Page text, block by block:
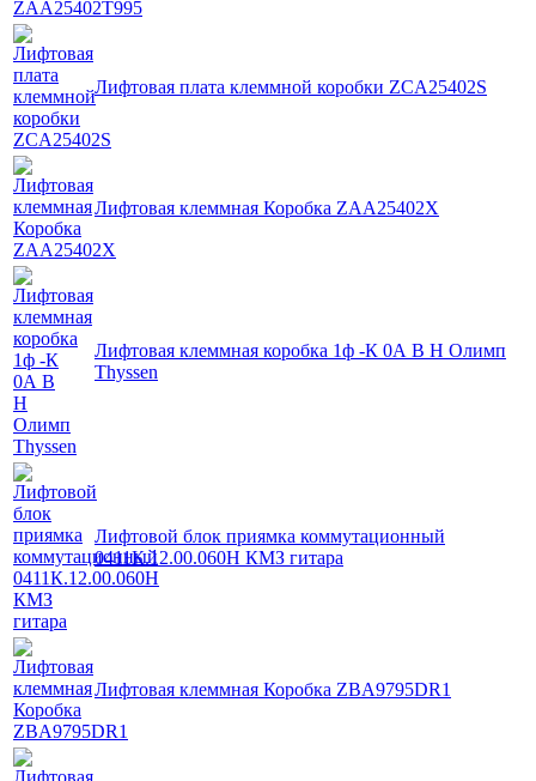
Лифтовая плата клеммной коробки ZCA25402S
Лифтовая клеммная Коробка ZAA25402X
Лифтовая клеммная коробка 1ф -К 0А В Н Олимп
Thyssen
Лифтовой блок приямка коммутационный
0411К.12.00.060Н КМЗ гитара
Лифтовая клеммная Коробка ZBA9795DR1